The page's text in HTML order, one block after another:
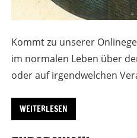
Kommt zu unserer
im normalen Leben über
oder auf irgendwelchen
WEITERLESEN